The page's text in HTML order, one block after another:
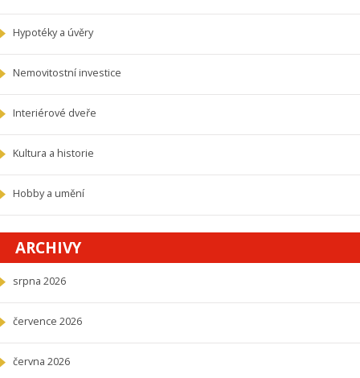
Hypotéky a úvěry
Nemovitostní investice
Interiérové dveře
Kultura a historie
Hobby a umění
ARCHIVY
srpna 2026
července 2026
června 2026